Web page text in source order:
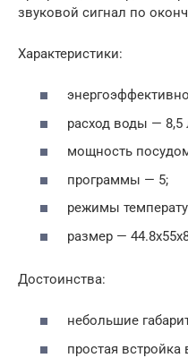
звуковой сигнал по
Характеристики:
расход воды — 8,5
мощность
программы — 5;
режимы
размер —
Достоинства:
небольшие
простая встройка